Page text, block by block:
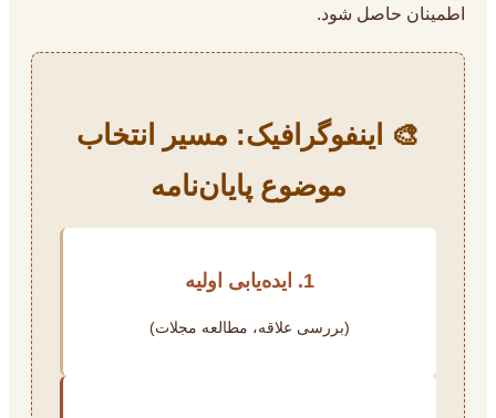
اطمینان حاصل شود.
🎨 اینفوگرافیک: مسیر انتخاب
موضوع پایان‌نامه
1. ایده‌یابی اولیه
(بررسی علاقه، مطالعه مجلات)